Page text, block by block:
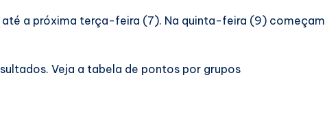
até a próxima terça-feira (7). Na quinta-feira (9) começam
Veja a tabela de pontos por grupos